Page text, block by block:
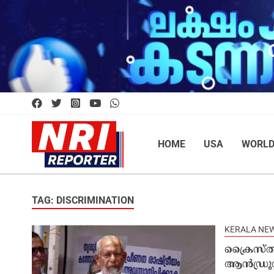
HOME USA WORLD
TAG: DISCRIMINATION
KERALA
ആൻഡ്രൂസ്